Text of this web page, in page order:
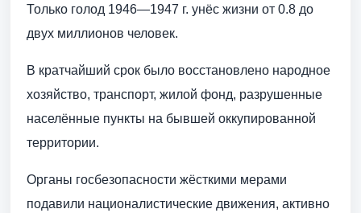
Только голод 1946—1947 г. унёс жизни от 0.8 до
двух миллионов человек.
В кратчайший срок было восстановлено народное
хозяйство, транспорт, жилой фонд, разрушенные
населённые пункты на бывшей оккупированной
территории.
Органы госбезопасности жёсткими мерами
подавили националистические движения, активно